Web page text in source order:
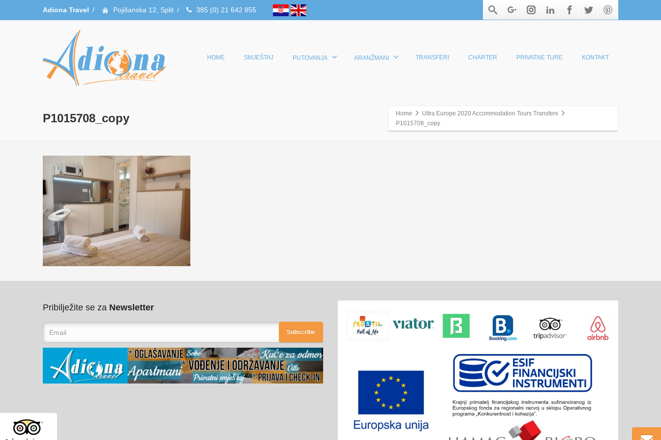
Adiona Travel / Pojišanska 12, Split / 385 (0) 21 642 855
HOME SMJEŠTAJ PUTOVANJA ARANŽMANI TRANSFERI CHARTER PRIVATNE TURE KONTAKT
P1015708_copy Home
Ultra Europe 2020 Accommodation Tours Transfers
P1015708_copy
Pribilježite se za Newsletter
Subscribe